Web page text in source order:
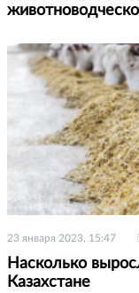
23 января 2023, 15:47
Насколько
Казахстане